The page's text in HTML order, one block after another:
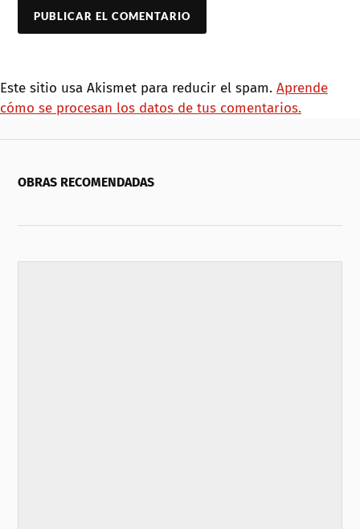
Este sitio usa Akismet para reducir el spam. Aprende
cómo se procesan los datos de tus comentarios.
OBRAS RECOMENDADAS